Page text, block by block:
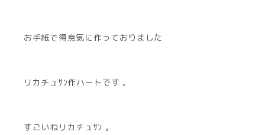
お手紙で得意気に作っておりました
リカチュｻﾝ作ハートです 。
すごいねリカチュｻﾝ 。